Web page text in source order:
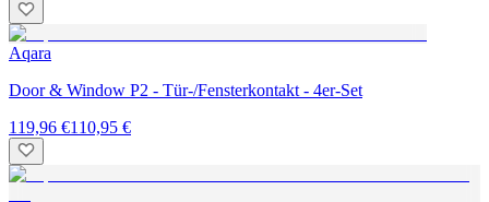
Aqara
Door & Window P2 - Tür-/Fensterkontakt - 4er-Set
119,96 €110,95 €